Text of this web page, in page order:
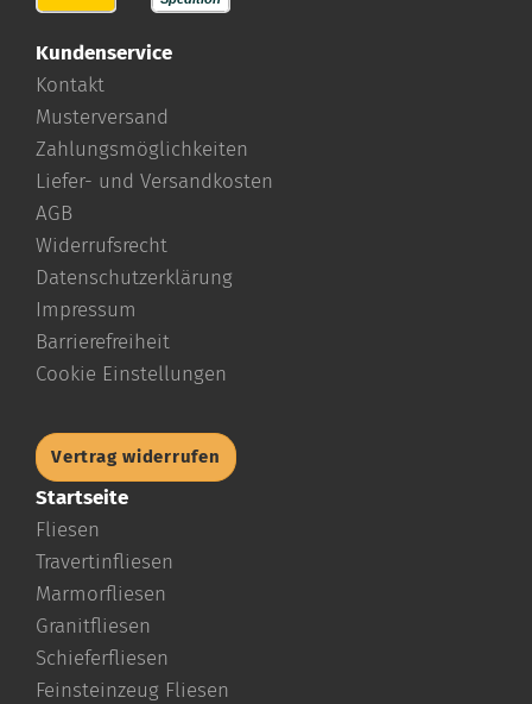
Kundenservice
Kontakt
Musterversand
Zahlungsmöglichkeiten
Liefer- und Versandkosten
AGB
Widerrufsrecht
Datenschutzerklärung
Impressum
Barrierefreiheit
Cookie Einstellungen
Vertrag widerrufen
Startseite
Fliesen
Travertinfliesen
Marmorfliesen
Granitfliesen
Schieferfliesen
Feinsteinzeug Fliesen